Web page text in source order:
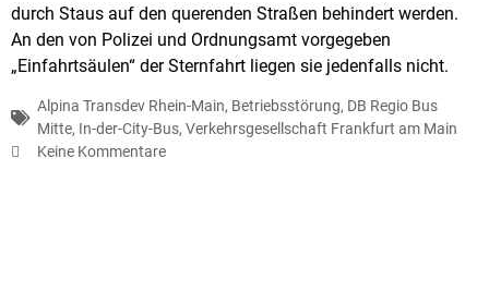
durch Staus auf den querenden Straßen behindert werden.
An den von Polizei und Ordnungsamt vorgegeben
„Einfahrtsäulen“ der Sternfahrt liegen sie jedenfalls nicht.
Alpina Transdev Rhein-Main, Betriebsstörung, DB Regio Bus
Mitte, In-der-City-Bus, Verkehrsgesellschaft Frankfurt am Main
Keine Kommentare